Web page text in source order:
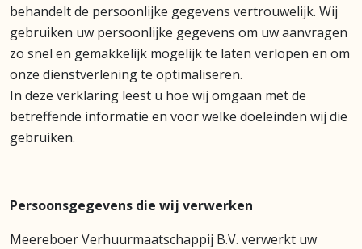
behandelt de persoonlijke gegevens vertrouwelijk. Wij
gebruiken uw persoonlijke gegevens om uw aanvragen
zo snel en gemakkelijk mogelijk te laten verlopen en om
onze dienstverlening te optimaliseren.
In deze verklaring leest u hoe wij omgaan met de
betreffende informatie en voor welke doeleinden wij die
gebruiken.
Persoonsgegevens die wij verwerken
Meereboer Verhuurmaatschappij B.V. verwerkt uw